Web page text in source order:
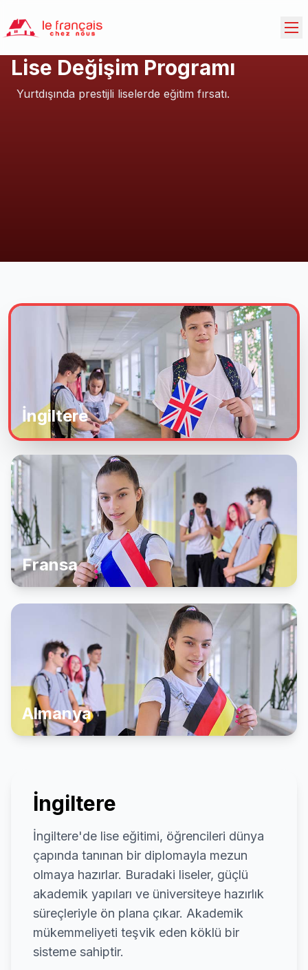
Lise Değişim Programı
Yurtdışında prestijli liselerde eğitim fırsatı.
İngiltere
Fransa
Almanya
İngiltere
İngiltere'de lise eğitimi, öğrencileri dünya
çapında tanınan bir diplomayla mezun
olmaya hazırlar. Buradaki liseler, güçlü
akademik yapıları ve üniversiteye hazırlık
süreçleriyle ön plana çıkar. Akademik
mükemmeliyeti teşvik eden köklü bir
sisteme sahiptir.